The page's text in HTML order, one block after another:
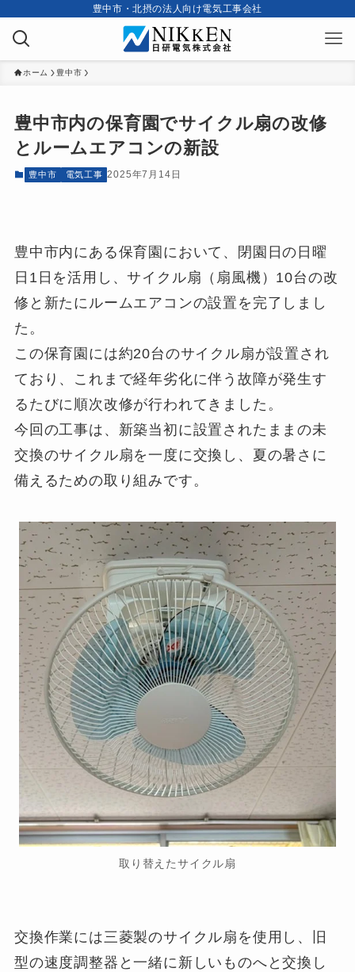
豊中市・北摂の法人向け電気工事会社
ホーム 豊中市
豊中市内の保育園でサイクル扇の改修
とルームエアコンの新設
豊中市 電気工事 2025年7月14日
豊中市内にある保育園において、閉園日の日曜
日1日を活用し、サイクル扇（扇風機）10台の改
修と新たにルームエアコンの設置を完了しまし
た。
この保育園には約20台のサイクル扇が設置され
ており、これまで経年劣化に伴う故障が発生す
るたびに順次改修が行われてきました。
今回の工事は、新築当初に設置されたままの未
交換のサイクル扇を一度に交換し、夏の暑さに
備えるための取り組みです。
取り替えたサイクル扇
交換作業には三菱製のサイクル扇を使用し、旧
型の速度調整器と一緒に新しいものへと交換し